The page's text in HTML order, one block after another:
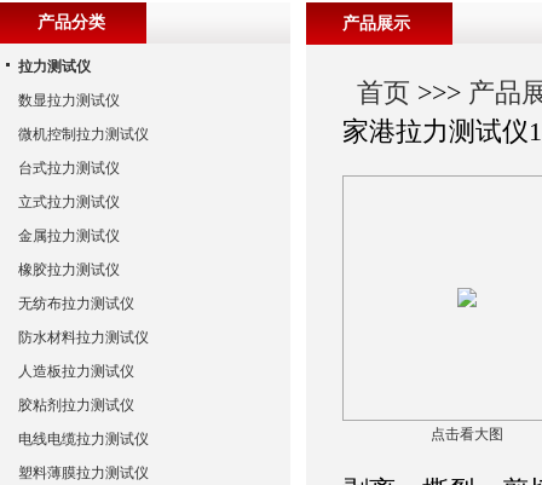
产品展示
首页 >>> 产品
家港拉力测试仪1
点击看大图
产品分类
拉力测试仪
数显拉力测试仪
微机控制拉力测试仪
台式拉力测试仪
立式拉力测试仪
金属拉力测试仪
橡胶拉力测试仪
无纺布拉力测试仪
防水材料拉力测试仪
人造板拉力测试仪
胶粘剂拉力测试仪
电线电缆拉力测试仪
塑料薄膜拉力测试仪